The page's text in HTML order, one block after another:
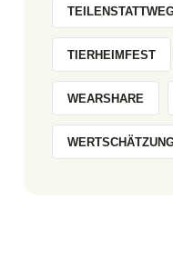
TIERHEIMFEST
WEARSHARE